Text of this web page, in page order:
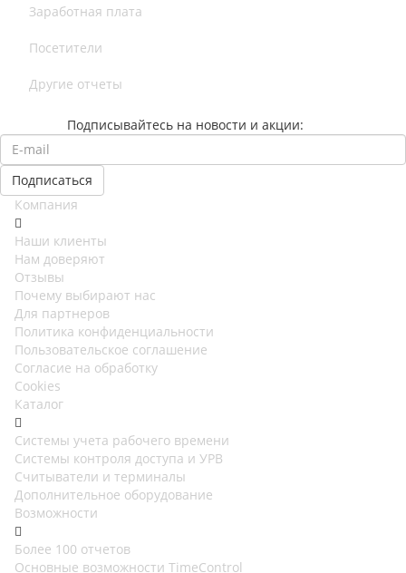
Заработная плата
Посетители
Другие отчеты
Подписывайтесь на новости и акции:
Компания
Наши клиенты
Нам доверяют
Отзывы
Почему выбирают нас
Для партнеров
Политика конфиденциальности
Пользовательское соглашение
Согласие на обработку
Cookies
Каталог
Cистемы учета рабочего времени
Системы контроля доступа и УРВ
Считыватели и терминалы
Дополнительное оборудование
Возможности
Более 100 отчетов
Основные возможности TimeControl